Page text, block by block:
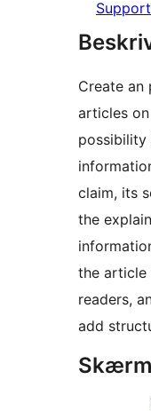
Support
Create an
articles
possibility
claim, its
the
the article
readers,
add